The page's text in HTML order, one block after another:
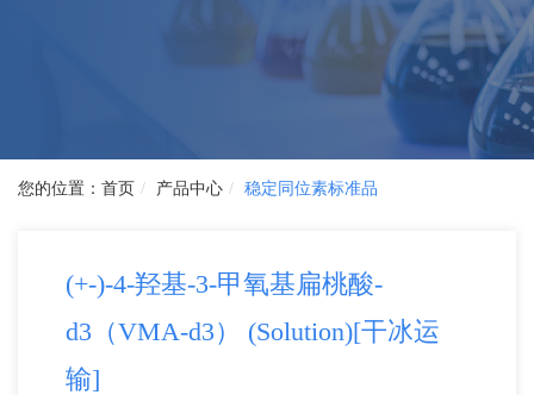
首页 产品中心 稳定同位素标准品
(+-)-4-羟基-3-甲氧基扁桃酸-
d3（VMA-d3） (Solution)[干冰运
输]